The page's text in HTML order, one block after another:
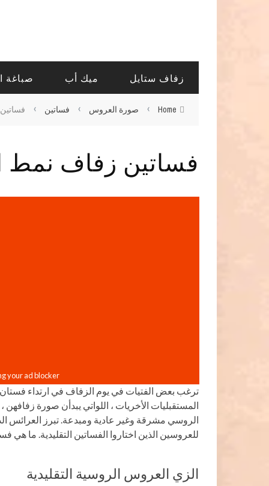
زفاف ستايل ميك أب صباغة
Home
› صورة العروس › فساتين ›
فساتين زفاف نمط
ترغب بعض الفتيات في يوم الزفاف في ارتداء
المستقبليات الأخريات ، اللواتي يبدأن صورة
الروسي مشرقة وغير عادية ومبدعة. تبرز العرائس
للعروسين الذين اختاروا الفساتين التقليدية. ما
الزي العروس الروسية التقليدية